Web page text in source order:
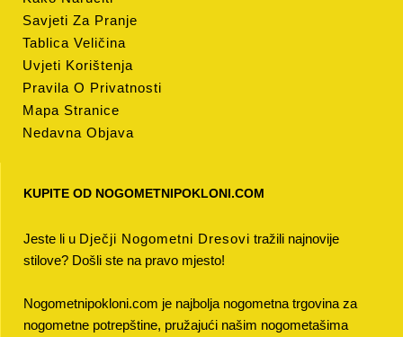
Savjeti Za Pranje
Tablica Veličina
Uvjeti Korištenja
Pravila O Privatnosti
Mapa Stranice
Nedavna Objava
KUPITE OD NOGOMETNIPOKLONI.COM
Jeste li u Dječji Nogometni Dresovi tražili najnovije
stilove? Došli ste na pravo mjesto!
Nogometnipokloni.com je najbolja nogometna trgovina za
nogometne potrepštine, pružajući našim nogometašima